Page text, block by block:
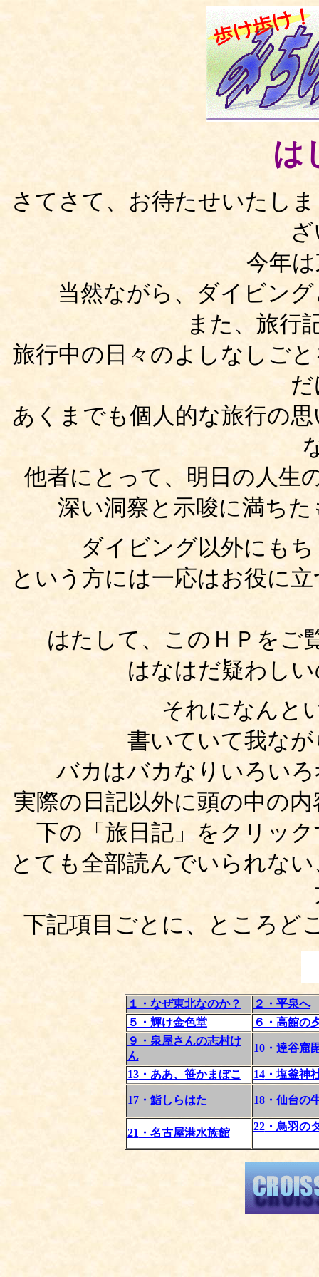
は
さてさて、お待たせいたし
今年
当然ながら、ダイビン
また、旅行
旅行中の日々のよしなしご
あくまでも個人的な旅行の
他者にとって、明日の人生
深い洞察と示唆に満ち
ダイビング以外にも
という方には一応はお役に
はたして、このＨＰをご
はなはだ疑わし
それになんと
書いていて我な
バカはバカなりいろい
実際の日記以外に頭の中の
下の「旅日記」をクリッ
とても全部読んでいられな
下記項目ごとに、ところど
１・なぜ東北なのか？
２・平泉へ
５・輝け金色堂
６・高館の
９・泉屋さんの志村け
ん
10・達谷窟
13・ああ、笹かまぼこ 14・塩釜神
17・鮨しらはた 18・仙台の
21 ・名古屋港水族館
22・鳥羽の